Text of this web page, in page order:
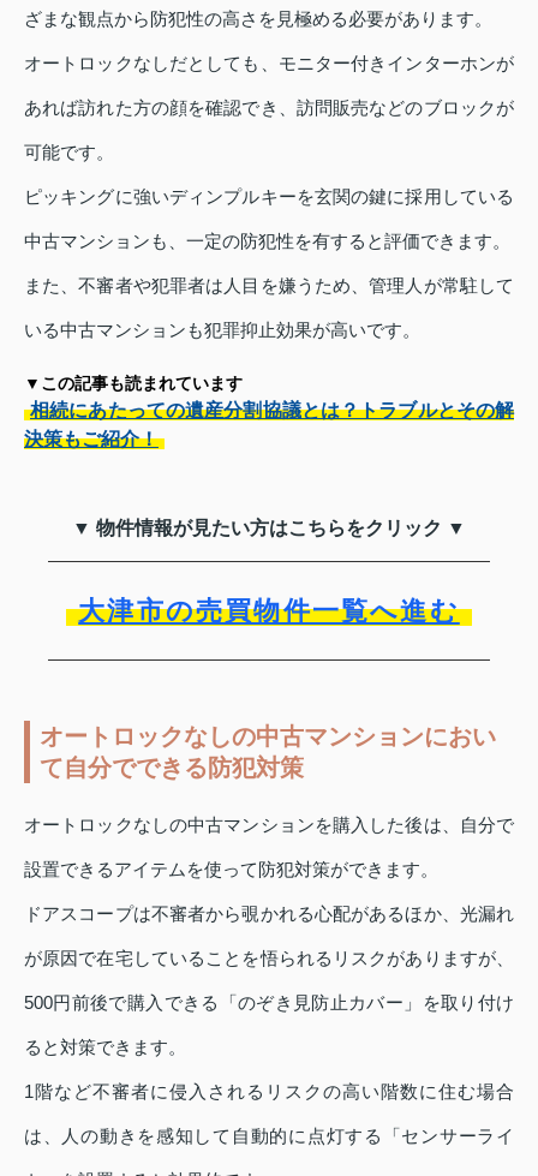
ざまな観点から防犯性の高さを見極める必要があります。
オートロックなしだとしても、モニター付きインターホンが
あれば訪れた方の顔を確認でき、訪問販売などのブロックが
可能です。
ピッキングに強いディンプルキーを玄関の鍵に採用している
中古マンションも、一定の防犯性を有すると評価できます。
また、不審者や犯罪者は人目を嫌うため、管理人が常駐して
いる中古マンションも犯罪抑止効果が高いです。
▼この記事も読まれています
相続にあたっての遺産分割協議とは？トラブルとその解
決策もご紹介！
▼ 物件情報が見たい方はこちらをクリック ▼
大津市の売買物件一覧へ進む
オートロックなしの中古マンションにおい
て自分でできる防犯対策
オートロックなしの中古マンションを購入した後は、自分で
設置できるアイテムを使って防犯対策ができます。
ドアスコープは不審者から覗かれる心配があるほか、光漏れ
が原因で在宅していることを悟られるリスクがありますが、
500円前後で購入できる「のぞき見防止カバー」を取り付け
ると対策できます。
1階など不審者に侵入されるリスクの高い階数に住む場合
は、人の動きを感知して自動的に点灯する「センサーライ